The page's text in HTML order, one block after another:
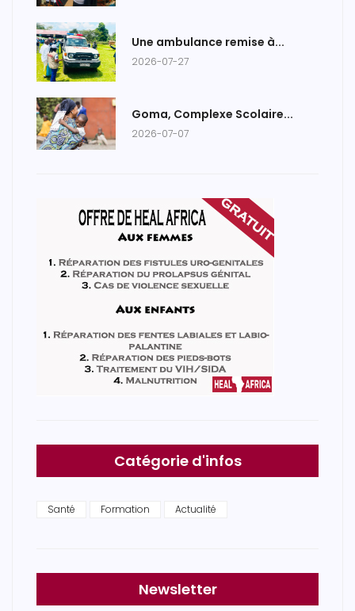
Une ambulance remise à...
2026-07-27
Goma, Complexe Scolaire...
2026-07-07
Catégorie d'infos
Santé Formation Actualité
Newsletter